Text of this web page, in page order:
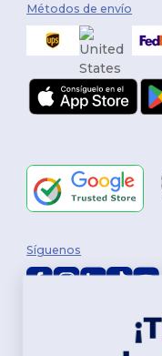
Métodos de envío
2026.
Términos y Condiciones |
Política de
Síguenos